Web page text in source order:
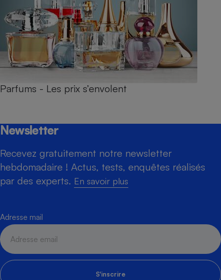
Parfums - Les prix s’envolent
Newsletter
Recevez gratuitement notre newsletter
hebdomadaire ! Actus, tests, enquêtes réalisés
par des experts. En savoir plus
Adresse mail
S'inscrire